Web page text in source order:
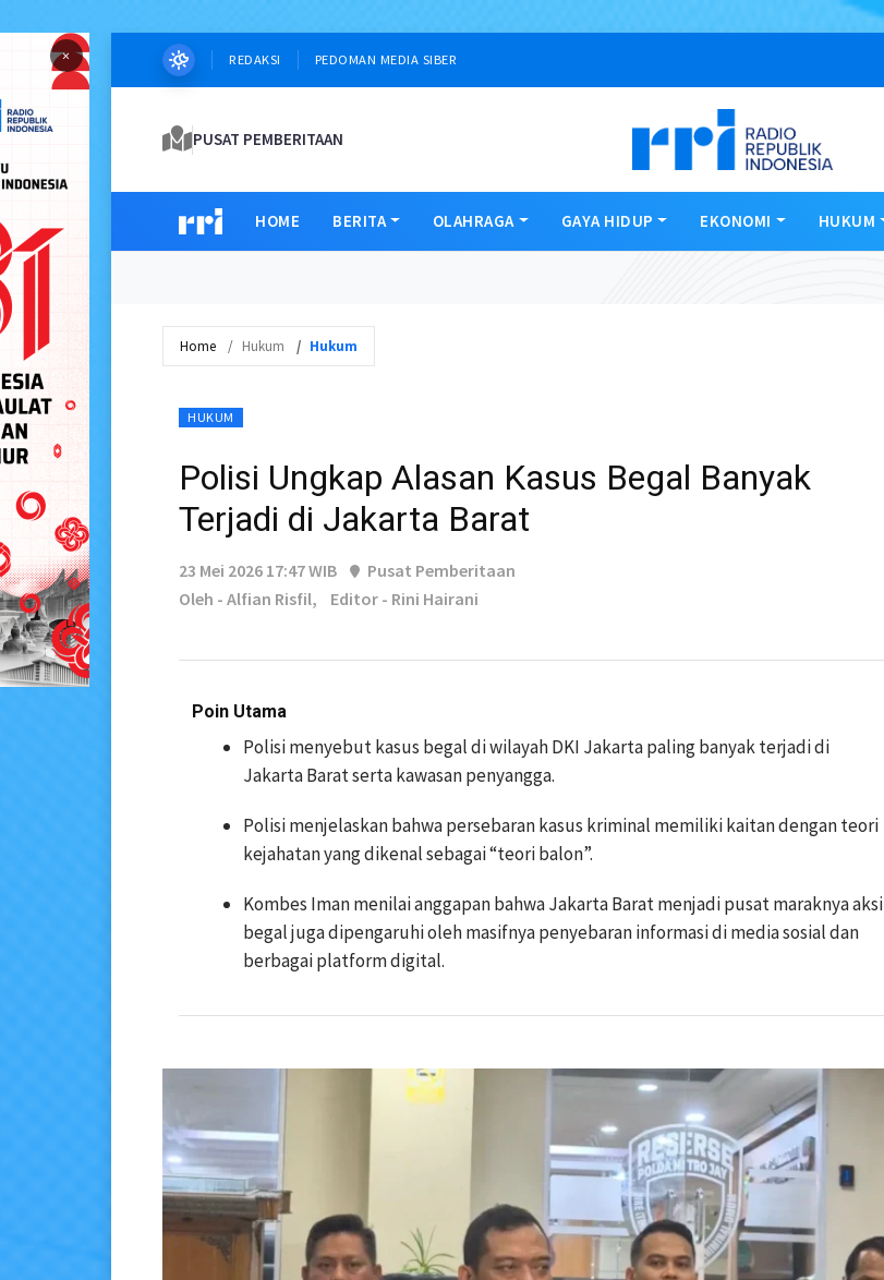
× REDAKSI PEDOMAN MEDIA SIBER
PUSAT PEMBERITAAN
HOME BERITA OLAHRAGA GAYA HIDUP EKONOMI HUKUM
Home Hukum Hukum
HUKUM
Polisi Ungkap Alasan Kasus Begal Banyak
Terjadi di Jakarta Barat
23 Mei 2026 17:47 WIB
Pusat Pemberitaan
Oleh - Alfian Risfil,
Editor - Rini Hairani
Poin Utama
Polisi menyebut kasus begal di wilayah DKI Jakarta paling banyak terjadi di
Jakarta Barat serta kawasan penyangga.
Polisi menjelaskan bahwa persebaran kasus kriminal memiliki kaitan dengan teori
kejahatan yang dikenal sebagai “teori balon”.
Kombes Iman menilai anggapan bahwa Jakarta Barat menjadi pusat maraknya aksi
begal juga dipengaruhi oleh masifnya penyebaran informasi di media sosial dan
berbagai platform digital.